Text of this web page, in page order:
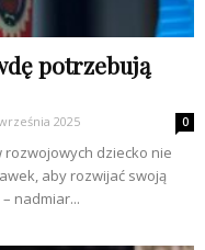
potrzebują
2025 0
rozwojowych dziecko nie
aby rozwijać swoją
nadmiar...